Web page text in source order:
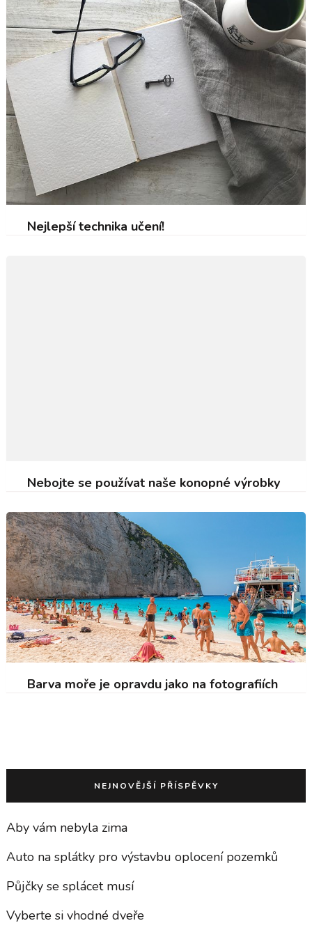
Nejlepší technika učení!
Nebojte se používat naše konopné výrobky
Barva moře je opravdu jako na fotografiích
NEJNOVĚJŠÍ PŘÍSPĚVKY
Aby vám nebyla zima
Auto na splátky pro výstavbu oplocení pozemků
Půjčky se splácet musí
Vyberte si vhodné dveře